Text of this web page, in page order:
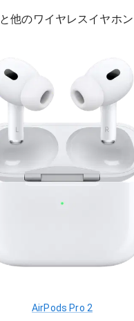
と他のワイヤレスイヤホン
AirPods Pro 2